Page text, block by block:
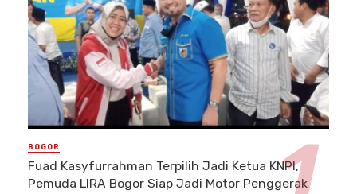
BOGOR
Fuad Kasyfurrahman Terpilih Jadi Ketua KNPI,
Pemuda LIRA Bogor Siap Jadi Motor Penggerak